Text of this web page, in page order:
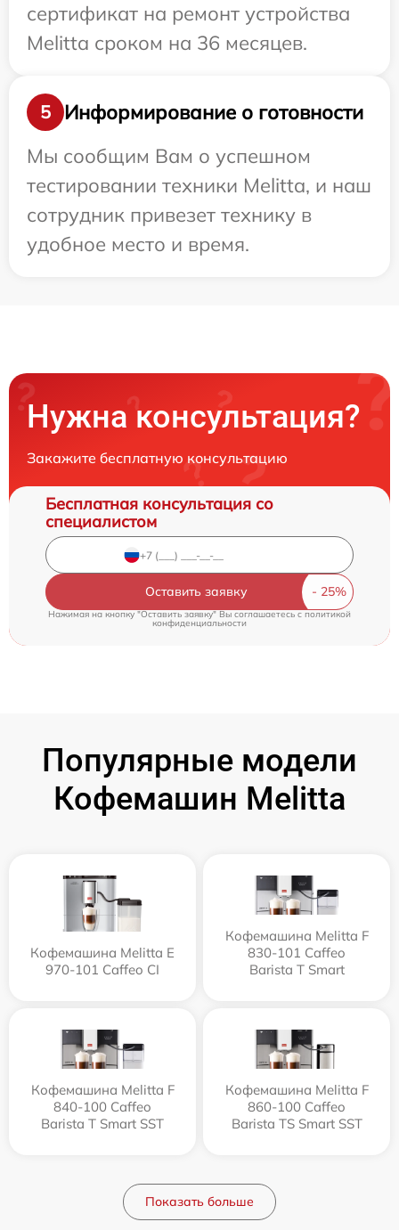
сертификат на ремонт устройства
Melitta сроком на 36 месяцев.
5
Информирование о готовности
Мы сообщим Вам о успешном
тестировании техники Melitta, и наш
сотрудник привезет технику в
удобное место и время.
Нужна консультация?
Закажите бесплатную консультацию
Бесплатная консультация со
специалистом
Оставить заявку
Нажимая на кнопку "Оставить заявку" Вы соглашаетесь cполитикой
конфиденциальности
Популярные модели
Кофемашин Melitta
Кофемашина Melitta Е
970-101 Caffeo CI
Кофемашина Melitta F
830-101 Caffeo
Barista T Smart
Кофемашина Melitta F
840-100 Caffeo
Barista T Smart SST
Кофемашина Melitta F
860-100 Caffeo
Barista TS Smart SST
Показать больше